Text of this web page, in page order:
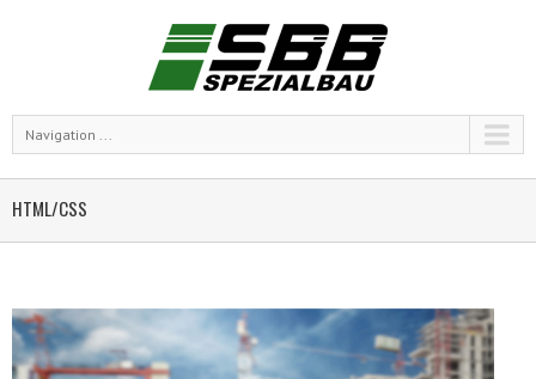
Navigation ...
HTML/CSS